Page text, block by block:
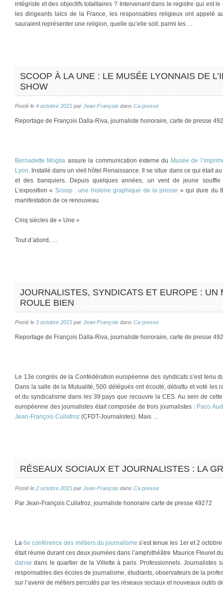
intégriste et des objectifs totalitaires ? Intervenant dans le registre qui est
les dirigeants laïcs de la France, les responsables religieux ont appelé
sauraient représenter une religion, quelle qu’elle soit. parmi les …
SCOOP À LA UNE : LE MUSÉE LYONNAIS DE
SHOW
Posté le 4 octobre 2015 par Jean-François dans Ca presse
Reportage de François Dalla-Riva, journaliste honoraire, carte de presse
Bernadette Moglia assure la communication externe du Musée de
Lyon. Installé dans un vieil hôtel Renaissance. Il se situe dans ce qui était
et des banquiers. Depuis quelques années, un vent de jeune souffle
L’exposition « Scoop : une histoire graphique de la presse » qui dure du
manifestation de ce renouveau.
Cinq siècles de « Une »
Tout d’abord, …
JOURNALISTES, SYNDICATS ET EUROPE : UN
ROULE BIEN
Posté le 3 octobre 2015 par Jean-François dans Ca presse
Reportage de François Dalla-Riva, journaliste honoraire, carte de presse
Le 13e congrès de la Confédération européenne des syndicats s’est tenu
Dans la salle de la Mutualité, 500 délégués ont écouté, débattu et voté les
et du syndicalisme dans les 39 pays que recouvre la CES. Au sein de
européenne des journalistes était composée de trois journalistes : Paco
Jean-François Cullafroz (CFDT-Journalistes). Mais …
RÉSEAUX SOCIAUX ET JOURNALISTES : LA
Posté le 2 octobre 2015 par Jean-François dans Ca presse
Par Jean-François Cullafroz, journaliste honoraire carte de presse 49272
La6e conférence des métiers du journalisme s’est tenue les 1er et 2
était réunie durant ces deux journées dans l’amphithéâtre Maurice Fleuret du
dansedans le quartier de la Villette à paris. Professionnels. Journalistes
responsables des écoles de journalisme, étudiants, observateurs de la
sur l’avenir de métiers percutés par les réseaux sociaux et nouveaux outils